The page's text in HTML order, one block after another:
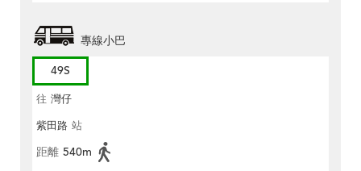
專線小巴
49S
往 灣仔
紫田路 站
距離 540m